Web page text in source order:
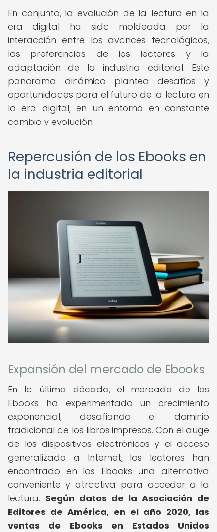
En conjunto, la evolución de la lectura en la
era digital ha sido moldeada por la
interacción entre los avances tecnológicos,
las preferencias de los lectores y la
adaptación de la industria editorial. Este
panorama dinámico plantea desafíos y
oportunidades para el futuro de la lectura en
la era digital, en un entorno en constante
cambio y evolución.
Repercusión de los Ebooks en
la industria editorial
Expansión del mercado de Ebooks
En la última década, el mercado de los
Ebooks ha experimentado un crecimiento
exponencial, desafiando el dominio
tradicional de los libros impresos. Con el auge
de los dispositivos electrónicos y el acceso
generalizado a Internet, los lectores han
encontrado en los Ebooks una alternativa
conveniente y atractiva para acceder a la
lectura. Según datos de la Asociación de
Editores de América, en el año 2020, las
ventas de Ebooks en Estados Unidos